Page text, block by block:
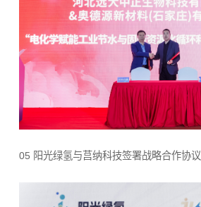
05 阳光绿氢与莒纳科技签署战略合作协议